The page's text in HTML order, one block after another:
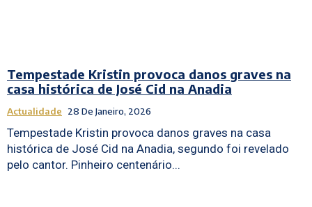
Tempestade Kristin provoca danos graves na
casa histórica de José Cid na Anadia
Actualidade 28 De Janeiro, 2026
Tempestade Kristin provoca danos graves na casa
histórica de José Cid na Anadia, segundo foi revelado
pelo cantor. Pinheiro centenário...